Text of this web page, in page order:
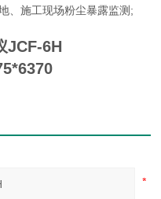
、施工现场粉尘暴露监测;
JCF-6H